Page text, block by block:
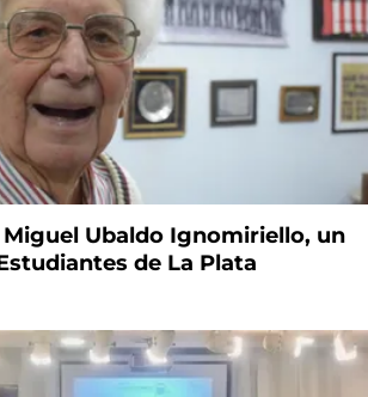
Ubaldo Ignomiriello, un
de La Plata